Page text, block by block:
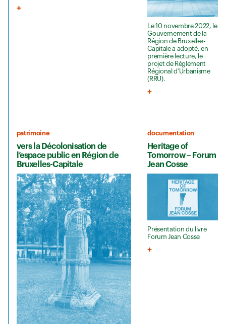
Le 10 novembre 2022, le
Gouvernement de la
Région de Bruxelles-
Capitale a adopté, en
première lecture, le
projet de Règlement
Régional d’Urbanisme
(RRU).
patrimoine
vers la Décolonisation de
l’espace public en Région de
Bruxelles-Capitale
documentation
Heritage of
Tomorrow – Forum
Jean Cosse
Présentation du livre
Forum Jean Cosse